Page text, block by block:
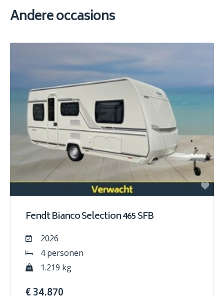
Andere occasions
Fendt Bianco Selection 465 SFB
2026
4 personen
1.219 kg
€ 34.870